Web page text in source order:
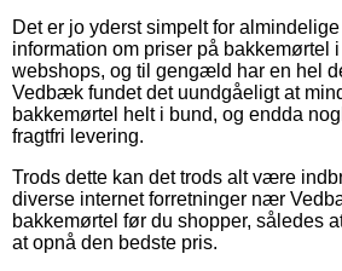
Det er jo yderst simpelt for
information om priser på bakkemørtel
webshops, og til gengæld har en hel
Vedbæk fundet det uundgåeligt at
bakkemørtel helt i bund, og endda
fragtfri levering.
Trods dette kan det trods alt være
diverse internet forretninger nær
bakkemørtel før du shopper, således
at opnå den bedste pris.